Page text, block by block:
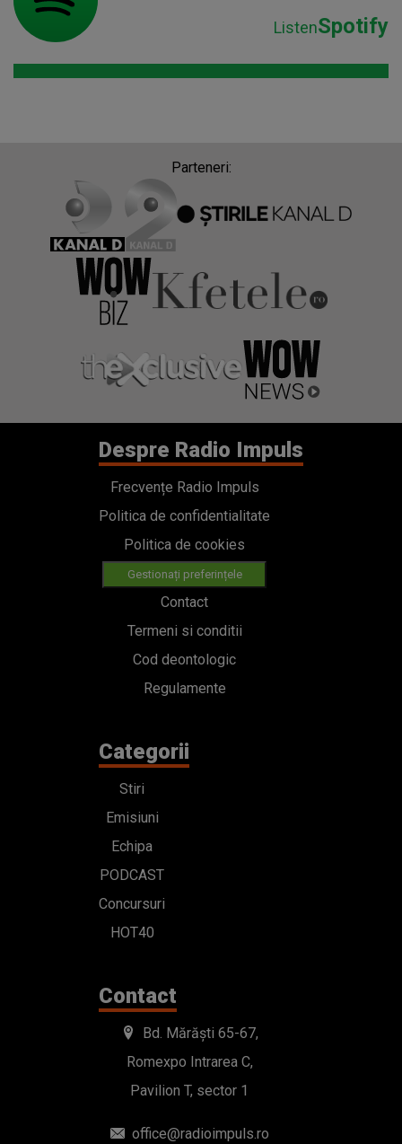
ListenSpotify
Parteneri:
Despre Radio Impuls
Frecvențe Radio Impuls
Politica de confidentialitate
Politica de cookies
Gestionați preferințele
Contact
Termeni si conditii
Cod deontologic
Regulamente
Categorii
Stiri
Emisiuni
Echipa
PODCAST
Concursuri
HOT40
Contact
Bd. Mărăști 65-67,
Romexpo Intrarea C,
Pavilion T, sector 1
office@radioimpuls.ro